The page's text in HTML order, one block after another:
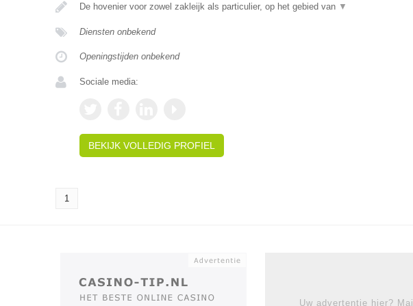
De hovenier voor zowel zakleijk als particulier, op het gebied van ▼
Diensten onbekend
Openingstijden onbekend
Sociale media:
BEKIJK VOLLEDIG PROFIEL
1
Uw advertentie hier? Mail